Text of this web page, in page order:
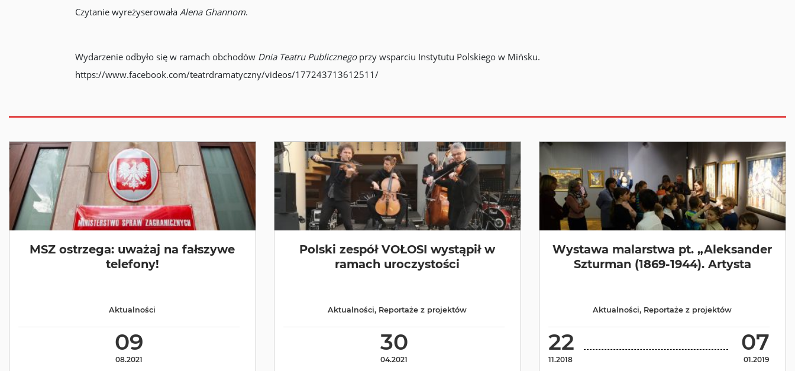
Czytanie wyreżyserowała Alena Ghannom.
Wydarzenie odbyło się w ramach obchodów Dnia Teatru Publicznego przy wsparciu Instytutu Polskiego w Mińsku.
https://www.facebook.com/teatrdramatyczny/videos/177243713612511/
MSZ ostrzega: uważaj na fałszywe
telefony!
09
08.2021
Aktualności
Polski zespół VOŁOSI wystąpił w
ramach uroczystości
30
04.2021
Aktualności, Reportaże z projektów
Wystawa malarstwa pt. „Aleksander
Szturman (1869-1944). Artysta
22
11.2018
07
01.2019
Aktualności, Reportaże z projektów